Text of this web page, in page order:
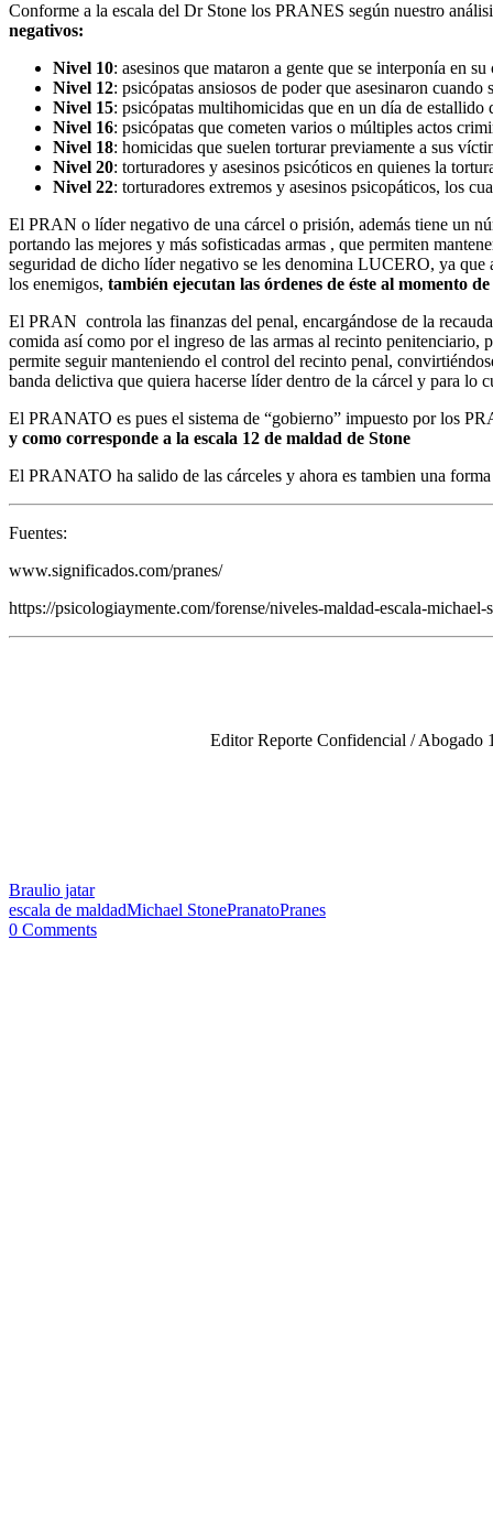
Conforme a la escala del Dr Stone los PRANES según nuestro
negativos:
Nivel 10: asesinos que mataron a gente que se interponía en
Nivel 12: psicópatas ansiosos de poder que asesinaron cuando
Nivel 15: psicópatas multihomicidas que en un día de estallido
Nivel 16: psicópatas que cometen varios o múltiples actos
Nivel 18: homicidas que suelen torturar previamente a sus
Nivel 20: torturadores y asesinos psicóticos en quienes la
Nivel 22: torturadores extremos y asesinos psicopáticos, los
El PRAN o líder negativo de una cárcel o prisión, además tiene un
portando las mejores y más sofisticadas armas , que permiten
seguridad de dicho líder negativo se les denomina LUCERO, ya que
los enemigos, también ejecutan las órdenes de éste al momento
El PRAN controla las finanzas del penal, encargándose de la
comida así como por el ingreso de las armas al recinto penitenciario,
permite seguir manteniendo el control del recinto penal,
banda delictiva que quiera hacerse líder dentro de la cárcel y para lo
El PRANATO es pues el sistema de “gobierno” impuesto por los
y como corresponde a la escala 12 de maldad de Stone
El PRANATO ha salido de las cárceles y ahora es tambien una
Fuentes:
www.significados.com/pranes/
https://psicologiaymente.com/forense/niveles-maldad-escala-michael-
Editor Reporte Confidencial / Abogado
Braulio jatar
escala de maldadMichael StonePranatoPranes
0 Comments